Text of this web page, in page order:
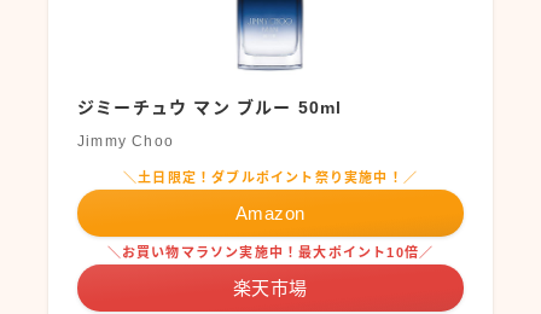
ジミーチュウ マン ブルー 50ml
Jimmy Choo
＼土日限定！ダブルポイント祭り実施中！／
Amazon
＼お買い物マラソン実施中！最大ポイント10倍／
楽天市場